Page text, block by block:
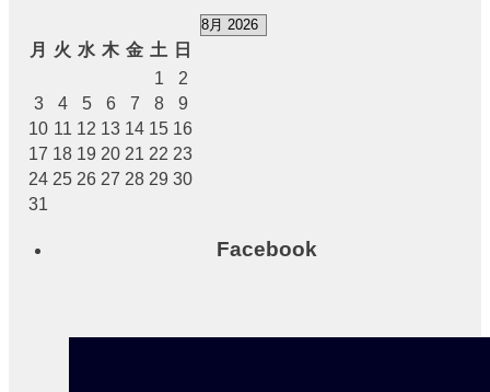
大
ー
ル
テ
月 火 水 木 金 土
日
1
2
3
4 5 6 7 8
9
10 11 12 13 14 15 16
17 18 19 20 21 22 23
24 25 26 27 28 29 30
31
Facebook